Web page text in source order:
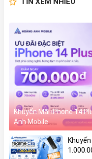
Khuyến Mãi iPhone 14
Anh Mobile